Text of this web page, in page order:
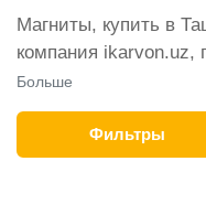
Магниты, купить в
компания ikarvon.uz,
среди наших
условия продажи
интернет-магазине
производителями и
постоянно
Больше
Фильтры